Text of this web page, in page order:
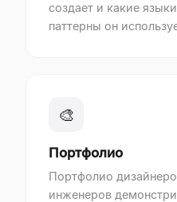
создает и какие
паттерны он
🎨
Портфолио
Портфолио
инженеров